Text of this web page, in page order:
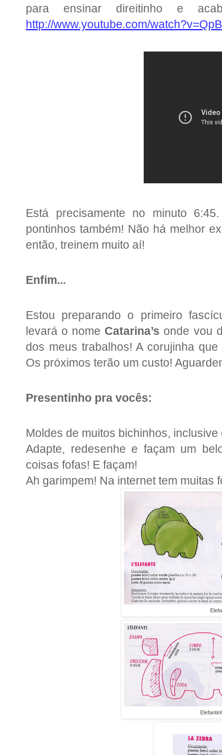
para ensinar direitinho e
http://www.youtube.com/
Está precisamente no minuto
pontinhos também! Não há melhor
então, treinem muito aí!
Enfim...
Estou preparando o primeiro
levará o nome Catarina’s onde vou
dos meus trabalhos! A corujinha
Os próximos terão um custo!
Presentinho pra vocês:
Moldes de muitos bichinhos, inclusive
Adapte, redesenhe e façam um
coisas fofas! E façam!
Ah garimpem! Na internet tem muitas